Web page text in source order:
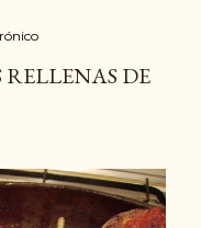
RELLENAS DE